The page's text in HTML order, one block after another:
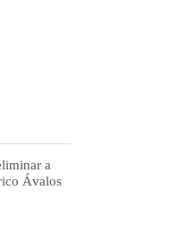
a
Ávalos